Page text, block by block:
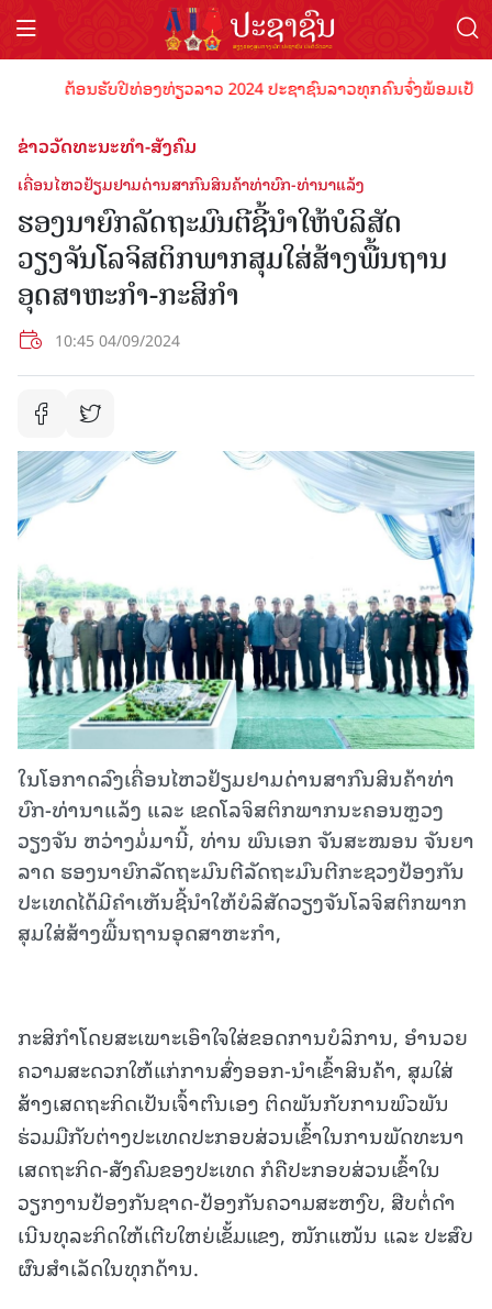
ຕ້ອນຮັບປີທ່ອງທ່ຽວລາວ 2024 ປະຊາຊົນລາວທຸກຄົນຈົ່ງພ້ອມເປັນ
ຂ່າວວັດທະນະທຳ-ສັງຄົມ
ເຄື່ອນໄຫວຢ້ຽມຢາມດ່ານສາກົນສິນຄ້າທ່າບົກ-ທ່ານາແລ້ງ
ຮອງນາຍົກລັດຖະມົນຕີຊີ້ນຳໃຫ້ບໍລິສັດ
ວຽງຈັນໂລຈິສຕິກພາກສຸມໃສ່ສ້າງພື້ນຖານ
ອຸດສາຫະກໍາ-ກະສິກໍາ
10:45 04/09/2024
ໃນໂອກາດລົງເຄື່ອນໄຫວຢ້ຽມຢາມດ່ານສາກົນສິນຄ້າທ່າ
ບົກ-ທ່ານາແລ້ງ ແລະ ເຂດໂລຈິສຕິກພາກນະຄອນຫຼວງ
ວຽງຈັນ ຫວ່າງມໍ່ມານີ້, ທ່ານ ພົນເອກ ຈັນສະໝອນ ຈັນຍາ
ລາດ ຮອງນາຍົກລັດຖະມົນຕີລັດຖະມົນຕີກະຊວງປ້ອງກັນ
ປະເທດໄດ້ມີຄຳເຫັນຊີ້ນຳໃຫ້ບໍລິສັດວຽງຈັນໂລຈິສຕິກພາກ
ສຸມໃສ່ສ້າງພື້ນຖານອຸດສາຫະກໍາ,
ກະສິກໍາໂດຍສະເພາະເອົາໃຈໃສ່ຂອດການບໍລິການ, ອໍານວຍ
ຄວາມສະດວກໃຫ້ແກ່ການສົ່ງອອກ-ນໍາເຂົ້າສິນຄ້າ, ສຸມໃສ່
ສ້າງເສດຖະກິດເປັນເຈົ້າຕົນເອງ ຕິດພັນກັບການພົວພັນ
ຮ່ວມມືກັບຕ່າງປະເທດປະກອບສ່ວນເຂົ້າໃນການພັດທະນາ
ເສດຖະກິດ-ສັງຄົມຂອງປະເທດ ກໍຄືປະກອບສ່ວນເຂົ້າໃນ
ວຽກງານປ້ອງກັນຊາດ-ປ້ອງກັນຄວາມສະຫງົບ, ສືບຕໍ່ດໍາ
ເນີນທຸລະກິດໃຫ້ເຕີບໃຫຍ່ເຂັ້ມແຂງ, ໜັກແໜ້ນ ແລະ ປະສົບ
ຜົນສໍາເລັດໃນທຸກດ້ານ.